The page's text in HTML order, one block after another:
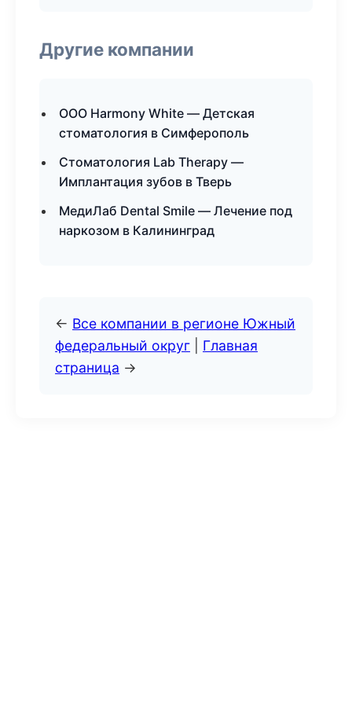
Другие компании
ООО Harmony White — Детская
стоматология в Симферополь
Стоматология Lab Therapy —
Имплантация зубов в Тверь
МедиЛаб Dental Smile — Лечение под
наркозом в Калининград
← Все компании в регионе Южный
федеральный округ
Главная
страница →